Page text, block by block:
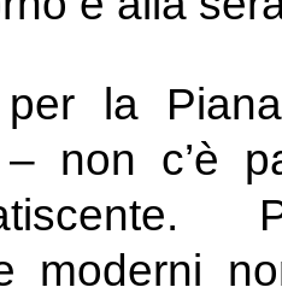
per la
– non c’è
moderni